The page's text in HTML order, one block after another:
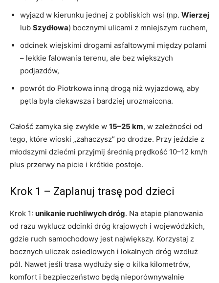
wyjazd w kierunku jednej z pobliskich wsi (np. Wierzej
lub Szydłowa) bocznymi ulicami z mniejszym ruchem,
odcinek wiejskimi drogami asfaltowymi między polami
– lekkie falowania terenu, ale bez większych
podjazdów,
powrót do Piotrkowa inną drogą niż wyjazdową, aby
pętla była ciekawsza i bardziej urozmaicona.
Całość zamyka się zwykle w 15–25 km, w zależności od
tego, które wioski „zahaczysz” po drodze. Przy jeździe z
młodszymi dziećmi przyjmij średnią prędkość 10–12 km/h
plus przerwy na picie i krótkie postoje.
Krok 1 – Zaplanuj trasę pod dzieci
Krok 1: unikanie ruchliwych dróg. Na etapie planowania
od razu wyklucz odcinki dróg krajowych i wojewódzkich,
gdzie ruch samochodowy jest największy. Korzystaj z
bocznych uliczek osiedlowych i lokalnych dróg wzdłuż
pól. Nawet jeśli trasa wydłuży się o kilka kilometrów,
komfort i bezpieczeństwo będą nieporównywalnie